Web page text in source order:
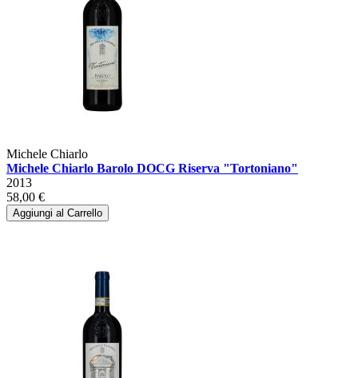
Michele Chiarlo
Michele Chiarlo Barolo DOCG Riserva "Tortoniano"
2013
58,00 €
Aggiungi al Carrello